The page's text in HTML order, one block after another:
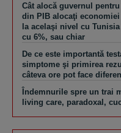
Cât alocă guvernul
din PIB alocaţi economiei
la acelaşi nivel cu
cu 6%, sau chiar
​De ce este importantă
simptome şi primirea
câteva ore pot face
Îndemnurile spre un trai
living care, paradoxal,